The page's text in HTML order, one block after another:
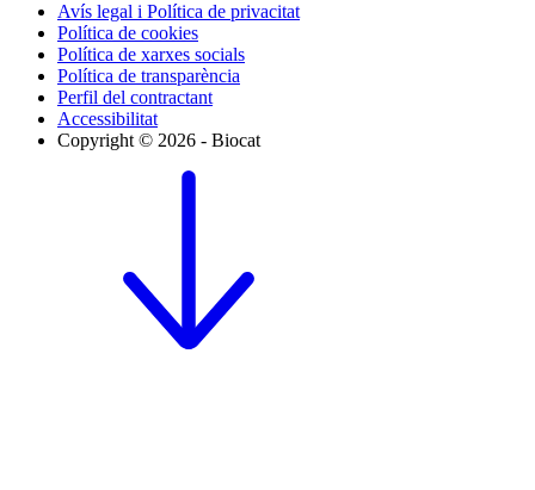
Avís legal i Política de privacitat
Política de cookies
Política de xarxes socials
Política de transparència
Perfil del contractant
Accessibilitat
Copyright © 2026 - Biocat